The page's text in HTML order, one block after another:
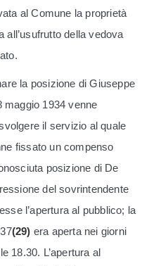
al Comune la proprietà
all’usufrutto della vedova
la posizione di Giuseppe
maggio 1934 venne
il servizio al quale
fissato un compenso
posizione di De
del sovrintendente
l’apertura al pubblico; la
(29) era aperta nei giorni
18.30. L’apertura al